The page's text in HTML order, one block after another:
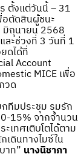
ตั้งแต่วันนี้ – 31
อตัดสินผู้ชนะ
มิถุนายน 2568
ะช่วงที่ 3 วันที่ 1
ดได้ที่
Account
MICE เพื่อ
วด
ทีมประชุม รุมรัก
15% จากจำนวน
เทศเติบโตได้ตาม
ดินทางไมซ์ใน